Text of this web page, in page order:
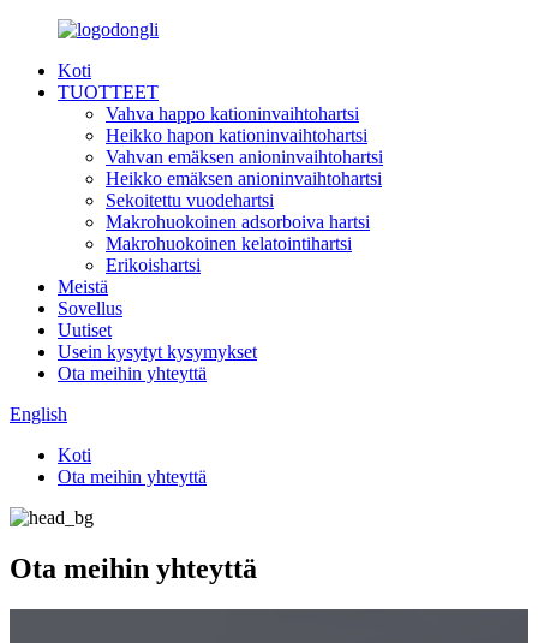
Koti
TUOTTEET
Vahva happo kationinvaihtohartsi
Heikko hapon kationinvaihtohartsi
Vahvan emäksen anioninvaihtohartsi
Heikko emäksen anioninvaihtohartsi
Sekoitettu vuodehartsi
Makrohuokoinen adsorboiva hartsi
Makrohuokoinen kelatointihartsi
Erikoishartsi
Meistä
Sovellus
Uutiset
Usein kysytyt kysymykset
Ota meihin yhteyttä
English
Koti
Ota meihin yhteyttä
Ota meihin yhteyttä